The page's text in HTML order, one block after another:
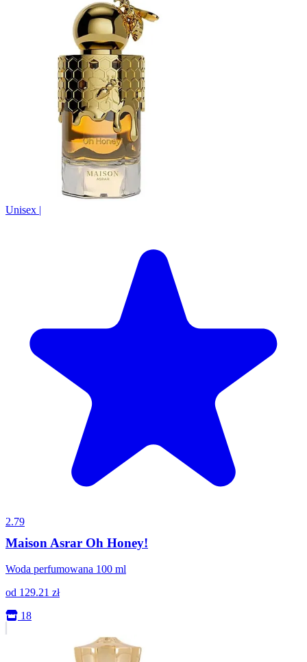
Unisex |
2.79
Maison Asrar Oh Honey!
Woda perfumowana 100 ml
od 129.21 zł
18